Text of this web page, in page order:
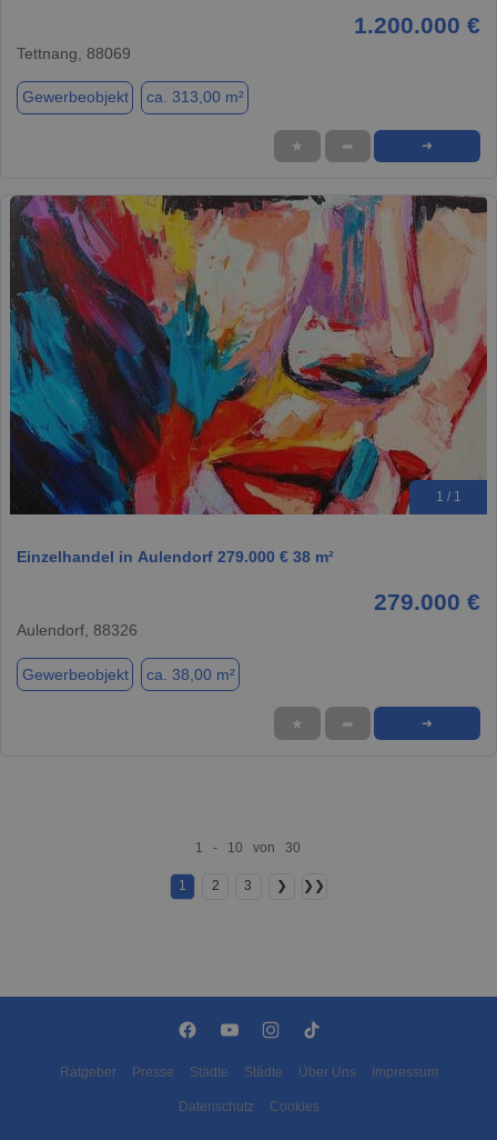
1.200.000 €
Tettnang, 88069
Gewerbeobjekt ca. 313,00 m²
★ ➦ ➜
1 / 1
Einzelhandel in Aulendorf 279.000 € 38 m²
279.000 €
Aulendorf, 88326
Gewerbeobjekt ca. 38,00 m²
★ ➦ ➜
1 - 10 von 30
1 2 3 ❯ ❯❯
Ratgeber Presse Städte Städte Über Uns Impressum
Datenschutz Cookies